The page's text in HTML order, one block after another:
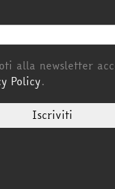
alla newsletter
Policy.